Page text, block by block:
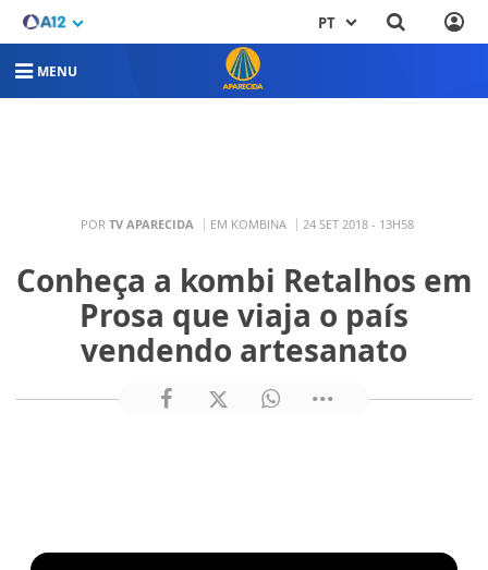
PT
MENU
POR TV APARECIDA EM KOMBINA 24 SET 2018 - 13H58
Conheça a kombi Retalhos em
Prosa que viaja o país
vendendo artesanato